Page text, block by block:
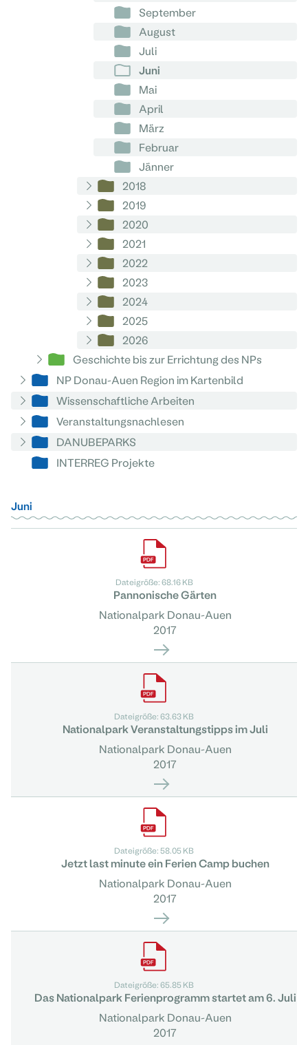
September
August
Juli
Juni
Mai
April
März
Februar
Jänner
2018
2019
2020
2021
2022
2023
2024
2025
2026
Geschichte bis zur Errichtung des NPs
NP Donau-Auen Region im Kartenbild
Wissenschaftliche Arbeiten
Veranstaltungsnachlesen
DANUBEPARKS
INTERREG Projekte
Juni
Dateigröße: 68.16 KB
Pannonische Gärten
Nationalpark Donau-Auen
2017
Dateigröße: 63.63 KB
Nationalpark Veranstaltungstipps im Juli
Nationalpark Donau-Auen
2017
Dateigröße: 58.05 KB
Jetzt last minute ein Ferien Camp buchen
Nationalpark Donau-Auen
2017
Dateigröße: 65.85 KB
Das Nationalpark Ferienprogramm startet am 6. Juli
Nationalpark Donau-Auen
2017